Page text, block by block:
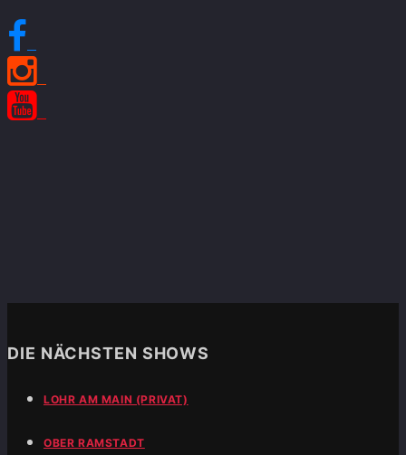
DIE NÄCHSTEN SHOWS
LOHR AM MAIN (PRIVAT)
OBER RAMSTADT